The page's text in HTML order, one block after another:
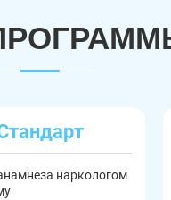
наркологом